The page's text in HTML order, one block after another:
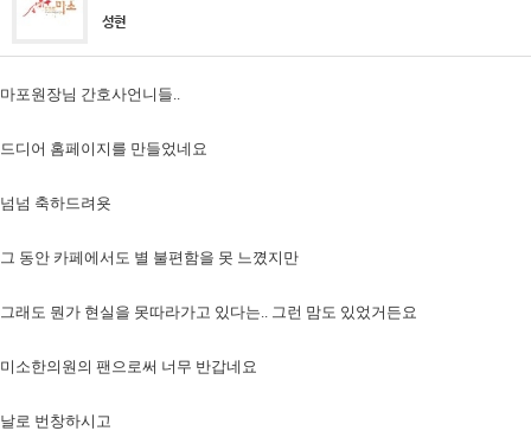
성현
마포원장님 간호사언니들..
드디어 홈페이지를 만들었네요
넘넘 축하드려욧
그 동안 카페에서도 별 불편함을 못 느꼈지만
그래도 뭔가 현실을 못따라가고 있다는.. 그런 맘도 있었거든요
미소한의원의 팬으로써 너무 반갑네요
날로 번창하시고